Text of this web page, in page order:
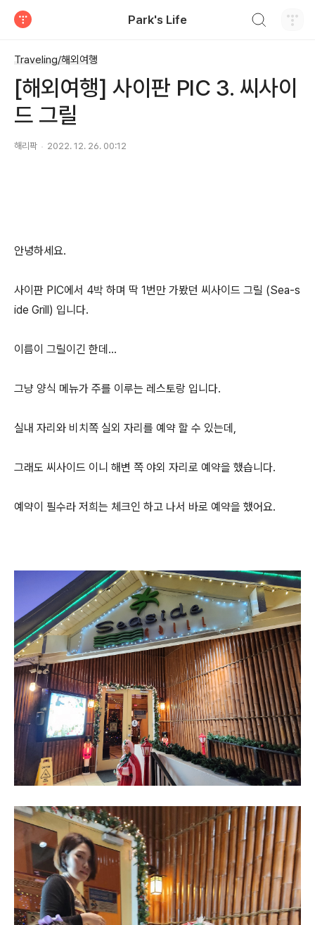
Park's Life
Traveling/해외여행
[해외여행] 사이판 PIC 3. 씨사이
드 그릴
해리팍 2022. 12. 26. 00:12
안녕하세요.
사이판 PIC에서 4박 하며 딱 1번만 가봤던 씨사이드 그릴 (Sea-s
ide Grill) 입니다.
이름이 그릴이긴 한데...
그냥 양식 메뉴가 주를 이루는 레스토랑 입니다.
실내 자리와 비치쪽 실외 자리를 예약 할 수 있는데,
그래도 씨사이드 이니 해변 쪽 야외 자리로 예약을 했습니다.
예약이 필수라 저희는 체크인 하고 나서 바로 예약을 했어요.